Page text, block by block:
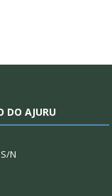
DO AJURU
N